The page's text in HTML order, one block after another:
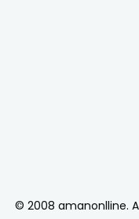
© 2008 amanonlline.